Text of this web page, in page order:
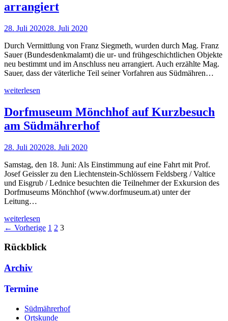
arrangiert
28. Juli 202028. Juli 2020
Durch Vermittlung von Franz Siegmeth, wurden durch Mag. Franz
Sauer (Bundesdenkmalamt) die ur- und frühgeschichtlichen Objekte
neu bestimmt und im Anschluss neu arrangiert. Auch erzählte Mag.
Sauer, dass der väterliche Teil seiner Vorfahren aus Südmähren…
weiterlesen
Dorfmuseum Mönchhof auf Kurzbesuch
am Südmährerhof
28. Juli 202028. Juli 2020
Samstag, den 18. Juni: Als Einstimmung auf eine Fahrt mit Prof.
Josef Geissler zu den Liechtenstein-Schlössern Feldsberg / Valtice
und Eisgrub / Lednice besuchten die Teilnehmer der Exkursion des
Dorfmuseums Mönchhof (www.dorfmuseum.at) unter der
Leitung…
weiterlesen
← Vorherige 1 2 3
Rückblick
Archiv
Termine
Südmährerhof
Ortskunde